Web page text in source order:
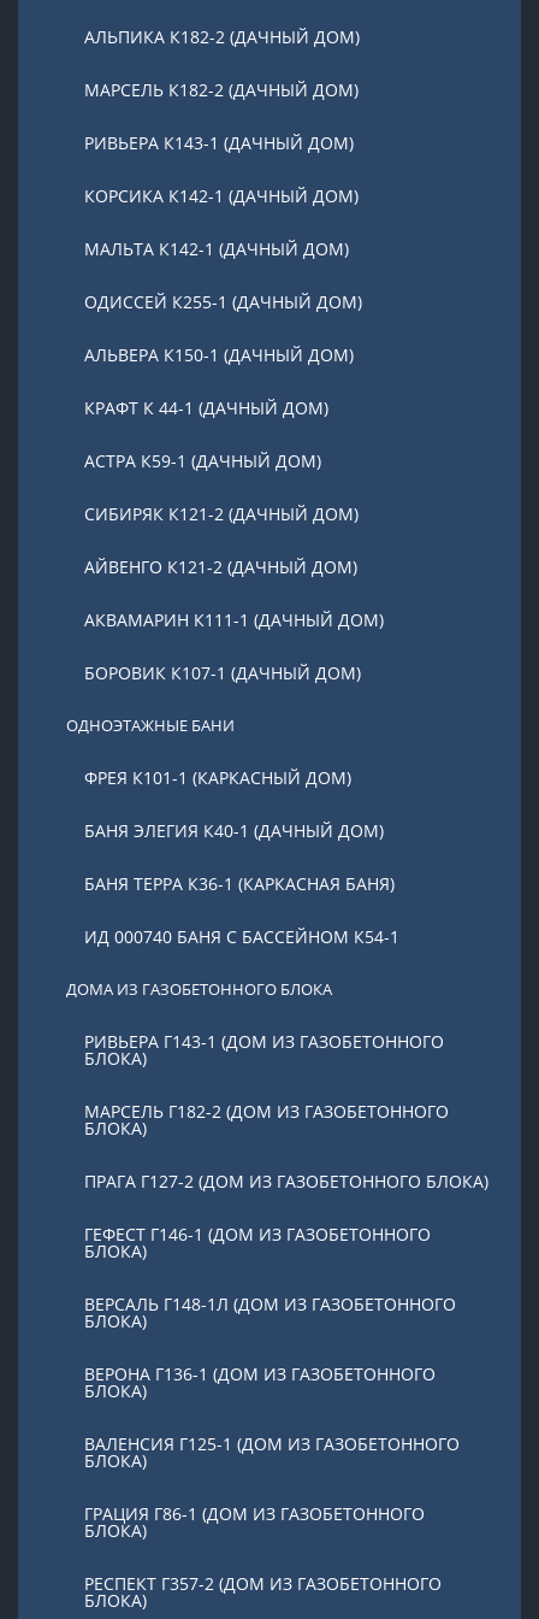
АЛЬПИКА К182-2 (ДАЧНЫЙ ДОМ)
МАРСЕЛЬ К182-2 (ДАЧНЫЙ ДОМ)
РИВЬЕРА К143-1 (ДАЧНЫЙ ДОМ)
КОРСИКА К142-1 (ДАЧНЫЙ ДОМ)
МАЛЬТА К142-1 (ДАЧНЫЙ ДОМ)
ОДИССЕЙ К255-1 (ДАЧНЫЙ ДОМ)
АЛЬВЕРА К150-1 (ДАЧНЫЙ ДОМ)
КРАФТ К 44-1 (ДАЧНЫЙ ДОМ)
АСТРА К59-1 (ДАЧНЫЙ ДОМ)
СИБИРЯК К121-2 (ДАЧНЫЙ ДОМ)
АЙВЕНГО К121-2 (ДАЧНЫЙ ДОМ)
АКВАМАРИН К111-1 (ДАЧНЫЙ ДОМ)
БОРОВИК К107-1 (ДАЧНЫЙ ДОМ)
ОДНОЭТАЖНЫЕ БАНИ
ФРЕЯ К101-1 (КАРКАСНЫЙ ДОМ)
БАНЯ ЭЛЕГИЯ К40-1 (ДАЧНЫЙ ДОМ)
БАНЯ ТЕРРА К36-1 (КАРКАСНАЯ БАНЯ)
ИД 000740 БАНЯ С БАССЕЙНОМ К54-1
ДОМА ИЗ ГАЗОБЕТОННОГО БЛОКА
РИВЬЕРА Г143-1 (ДОМ ИЗ ГАЗОБЕТОННОГО
БЛОКА)
МАРСЕЛЬ Г182-2 (ДОМ ИЗ ГАЗОБЕТОННОГО
БЛОКА)
ПРАГА Г127-2 (ДОМ ИЗ ГАЗОБЕТОННОГО БЛОКА)
ГЕФЕСТ Г146-1 (ДОМ ИЗ ГАЗОБЕТОННОГО
БЛОКА)
ВЕРСАЛЬ Г148-1Л (ДОМ ИЗ ГАЗОБЕТОННОГО
БЛОКА)
ВЕРОНА Г136-1 (ДОМ ИЗ ГАЗОБЕТОННОГО
БЛОКА)
ВАЛЕНСИЯ Г125-1 (ДОМ ИЗ ГАЗОБЕТОННОГО
БЛОКА)
ГРАЦИЯ Г86-1 (ДОМ ИЗ ГАЗОБЕТОННОГО
БЛОКА)
РЕСПЕКТ Г357-2 (ДОМ ИЗ ГАЗОБЕТОННОГО
БЛОКА)